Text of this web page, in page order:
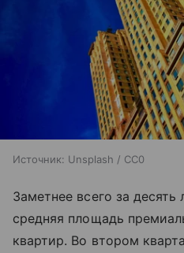
Источник: Unsplash / CC0
Заметнее всего за десять
средняя площадь
квартир. Во втором